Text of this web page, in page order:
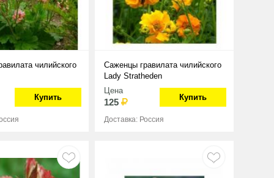
чилийского
Купить
Саженцы гравилата чилийского
Lady Stratheden
Цена
125 Купить
Доставка: Россия